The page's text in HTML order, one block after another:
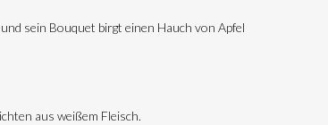
sein Bouquet birgt einen Hauch von Apfel
aus weißem Fleisch.